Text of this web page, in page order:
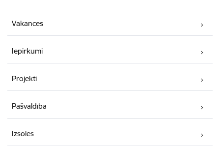
Vakances
Iepirkumi
Projekti
Pašvaldība
Izsoles